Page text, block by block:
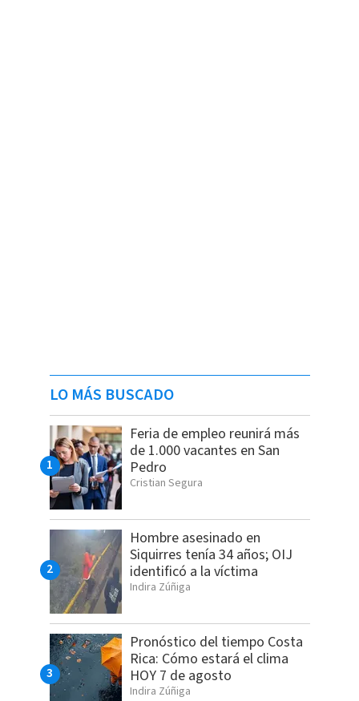
LO MÁS BUSCADO
Feria de empleo reunirá más
de 1.000 vacantes en San
Pedro
Cristian Segura
Hombre asesinado en
Siquirres tenía 34 años; OIJ
identificó a la víctima
Indira Zúñiga
Pronóstico del tiempo Costa
Rica: Cómo estará el clima
HOY 7 de agosto
Indira Zúñiga